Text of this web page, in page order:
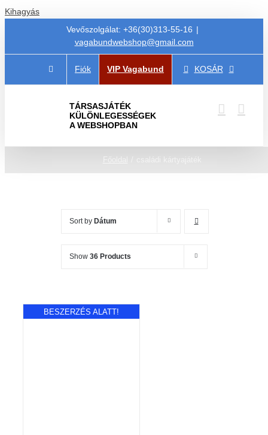
Kihagyás
Vevőszolgálat: +36(30)313-55-16 |
vagabundwebshop@gmail.com
Fiók VIP Vagabund KOSÁR
TÁRSASJÁTÉK
KÜLÖNLEGESSÉGEK
A WEBSHOPBAN
Főoldal családi kártyajáték
Sort by Dátum
Show 36 Products
BESZERZÉS ALATT!